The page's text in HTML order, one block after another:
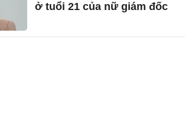
ở tuổi 21 của nữ giám đốc